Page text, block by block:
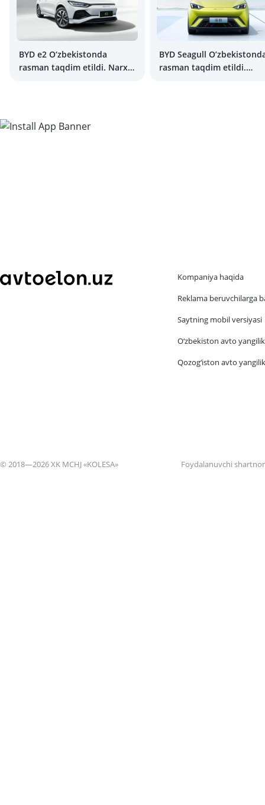
BYD e2 O‘zbekistonda
rasman taqdim etildi. Narxi
BYD Seagull
rasman taqdim etildi.
Kompaniya haqida
Reklama beruvchilarga
Saytning mobil versiyasi
O‘zbekiston avto
Qozog‘iston avto
© 2018—2026 XK MCHJ «KOLESA» Foydalanuvchi